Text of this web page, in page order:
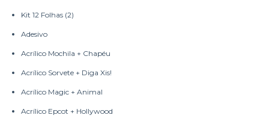
Kit 12 Folhas (2)
Adesivo
Acrílico Mochila + Chapéu
Acrílico Sorvete + Diga Xis!
Acrílico Magic + Animal
Acrílico Epcot + Hollywood